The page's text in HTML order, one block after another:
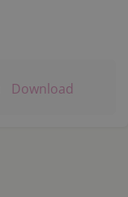
Download